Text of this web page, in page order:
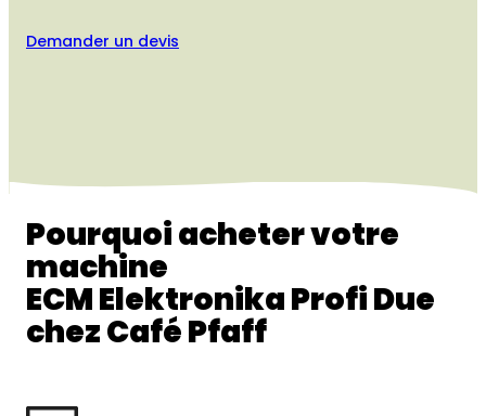
Demander un devis
Pourquoi acheter votre
machine
ECM Elektronika Profi Due
chez Café Pfaff